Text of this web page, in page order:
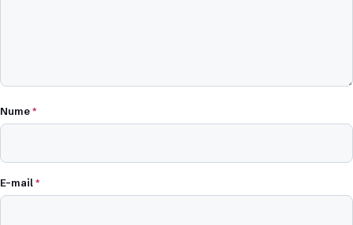
Nume*
E-mail*